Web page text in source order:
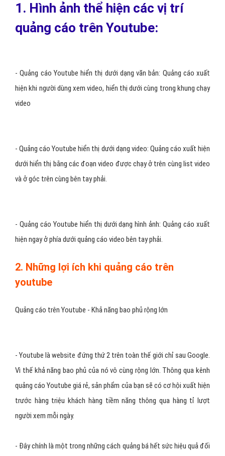
1. Hình ảnh thể hiện các vị trí
quảng cáo trên Youtube:
- Quảng cáo Youtube hiển thị dưới dạng văn bản: Quảng cáo xuất
hiện khi người dùng xem video, hiển thị dưới cùng trong khung chạy
video
- Quảng cáo Youtube hiển thị dưới dạng video: Quảng cáo xuất hiện
dưới hiển thị bằng các đoạn video được chạy ở trên cùng list video
và ở góc trên cùng bên tay phải.
- Quảng cáo Youtube hiển thị dưới dạng hình ảnh: Quảng cáo xuất
hiện ngay ở phía dưới quảng cáo video bên tay phải.
2. Những lợi ích khi quảng cáo trên
youtube
Quảng cáo trên Youtube - Khả năng bao phủ rộng lớn
- Youtube là website đứng thứ 2 trên toàn thế giới chỉ sau Google.
Vì thế khả năng bao phủ của nó vô cùng rộng lớn. Thông qua kênh
quảng cáo Youtube giá rẻ, sản phẩm của bạn sẽ có cơ hội xuất hiện
trước hàng triệu khách hàng tiềm năng thông qua hàng tỉ lượt
người xem mỗi ngày.
- Đây chính là một trong những cách quảng bá hết sức hiệu quả đối